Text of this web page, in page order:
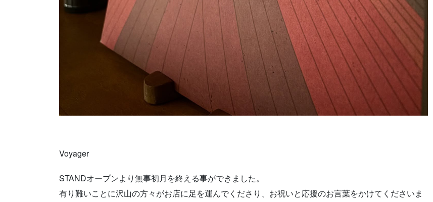
Voyager
STANDオープンより無事初月を終える事ができました。
有り難いことに沢山の方々がお店に足を運んでくださり、お祝いと応援のお言葉をかけてくださいま